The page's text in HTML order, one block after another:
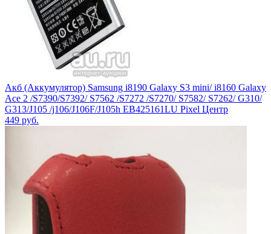
Акб (Аккумулятор) Samsung i8190 Galaxy S3 mini/ i8160 Galaxy
Ace 2 /S7390/S7392/ S7562 /S7272 /S7270/ S7582/ S7262/ G310/
G313/J105 /j106/J106F/J105h EB425161LU Pixel Центр
449 руб.